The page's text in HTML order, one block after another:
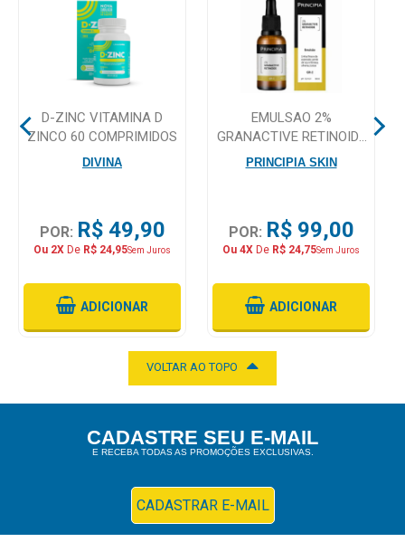
Medicamentos
Cuidado
Dermocosméticos
D-ZINC VITAMINA D
ZINCO 60 COMPRIMIDOS
DIVINA
POR: R$ 49,90
Ou 2X De R$ 24,95Sem Juros
ADICIONAR
EMULSAO 2%
GRANACTIVE RETINOIDE
PRINCIPIA SKINCARE GR-
PRINCIPIA SKIN
POR: R$ 99,00
Ou 4X De R$ 24,75Sem Juros
ADICIONAR
VOLTAR AO TOPO
CADASTRE SEU E-MAIL
E RECEBA TODAS AS PROMOÇÕES EXCLUSIVAS.
CADASTRAR E-MAIL